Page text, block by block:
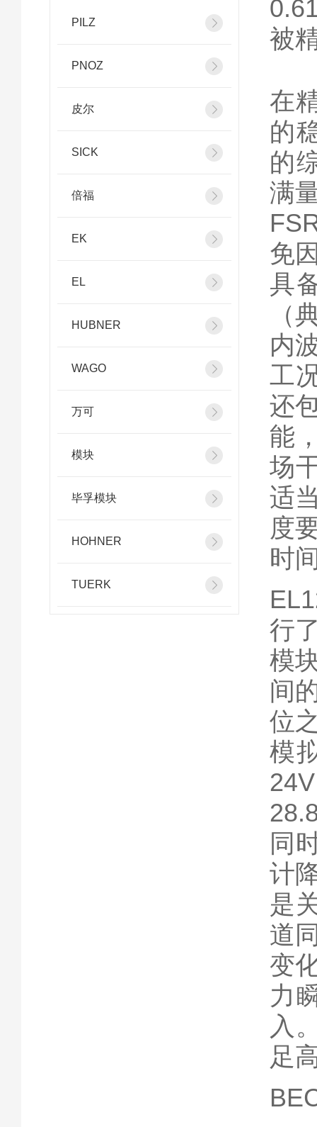
PILZ
PNOZ
皮尔
SICK
倍福
EK
EL
HUBNER
WAGO
万可
模块
毕孚模块
HOHNER
TUERK
被
在
的
的
满
免
具
（
内
工
还
能
场
适
度
时
行
模
间
位
模
同
计
是
道
变
力
入
足